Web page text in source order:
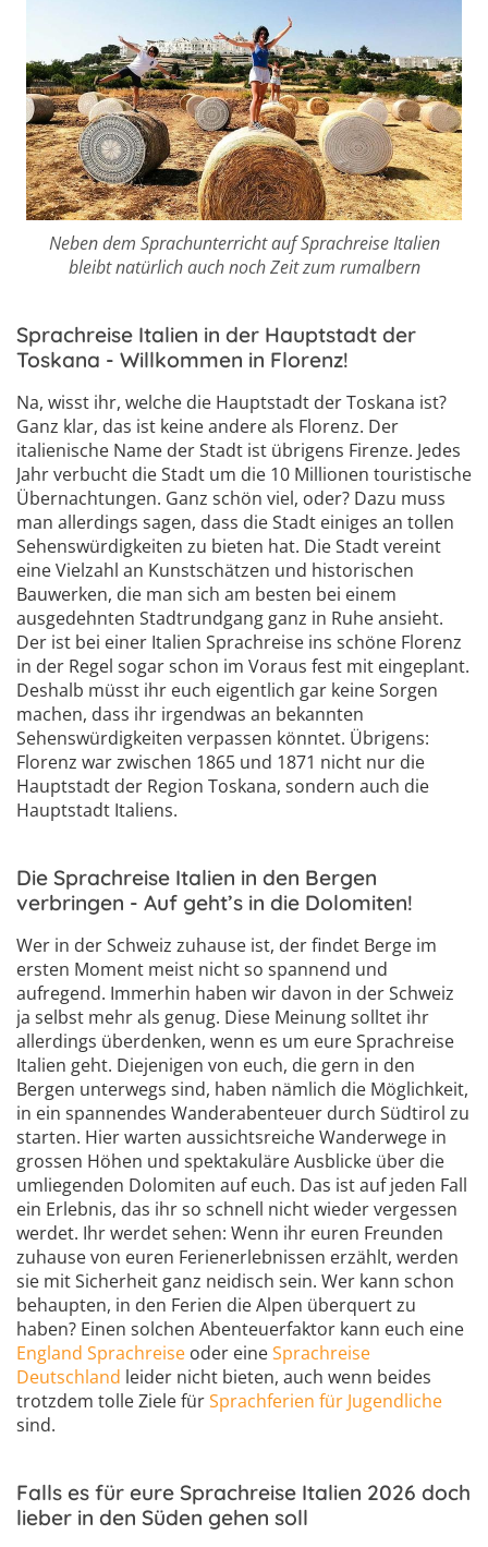
Neben dem Sprachunterricht auf Sprachreise Italien
bleibt natürlich auch noch Zeit zum rumalbern
Sprachreise Italien in der Hauptstadt der
Toskana - Willkommen in Florenz!
Na, wisst ihr, welche die Hauptstadt der Toskana ist?
Ganz klar, das ist keine andere als Florenz. Der
italienische Name der Stadt ist übrigens Firenze. Jedes
Jahr verbucht die Stadt um die 10 Millionen touristische
Übernachtungen. Ganz schön viel, oder? Dazu muss
man allerdings sagen, dass die Stadt einiges an tollen
Sehenswürdigkeiten zu bieten hat. Die Stadt vereint
eine Vielzahl an Kunstschätzen und historischen
Bauwerken, die man sich am besten bei einem
ausgedehnten Stadtrundgang ganz in Ruhe ansieht.
Der ist bei einer Italien Sprachreise ins schöne Florenz
in der Regel sogar schon im Voraus fest mit eingeplant.
Deshalb müsst ihr euch eigentlich gar keine Sorgen
machen, dass ihr irgendwas an bekannten
Sehenswürdigkeiten verpassen könntet. Übrigens:
Florenz war zwischen 1865 und 1871 nicht nur die
Hauptstadt der Region Toskana, sondern auch die
Hauptstadt Italiens.
Die Sprachreise Italien in den Bergen
verbringen - Auf geht’s in die Dolomiten!
Wer in der Schweiz zuhause ist, der findet Berge im
ersten Moment meist nicht so spannend und
aufregend. Immerhin haben wir davon in der Schweiz
ja selbst mehr als genug. Diese Meinung solltet ihr
allerdings überdenken, wenn es um eure Sprachreise
Italien geht. Diejenigen von euch, die gern in den
Bergen unterwegs sind, haben nämlich die Möglichkeit,
in ein spannendes Wanderabenteuer durch Südtirol zu
starten. Hier warten aussichtsreiche Wanderwege in
grossen Höhen und spektakuläre Ausblicke über die
umliegenden Dolomiten auf euch. Das ist auf jeden Fall
ein Erlebnis, das ihr so schnell nicht wieder vergessen
werdet. Ihr werdet sehen: Wenn ihr euren Freunden
zuhause von euren Ferienerlebnissen erzählt, werden
sie mit Sicherheit ganz neidisch sein. Wer kann schon
behaupten, in den Ferien die Alpen überquert zu
haben? Einen solchen Abenteuerfaktor kann euch eine
England Sprachreise oder eineSprachreise
Deutschland leider nicht bieten, auch wenn beides
trotzdem tolle Ziele fürSprachferien für Jugendliche
sind.
Falls es für eure Sprachreise Italien 2026 doch
lieber in den Süden gehen soll